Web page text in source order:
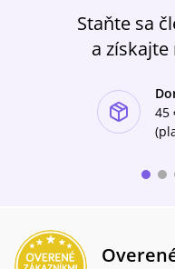
Staňte sa
a
45